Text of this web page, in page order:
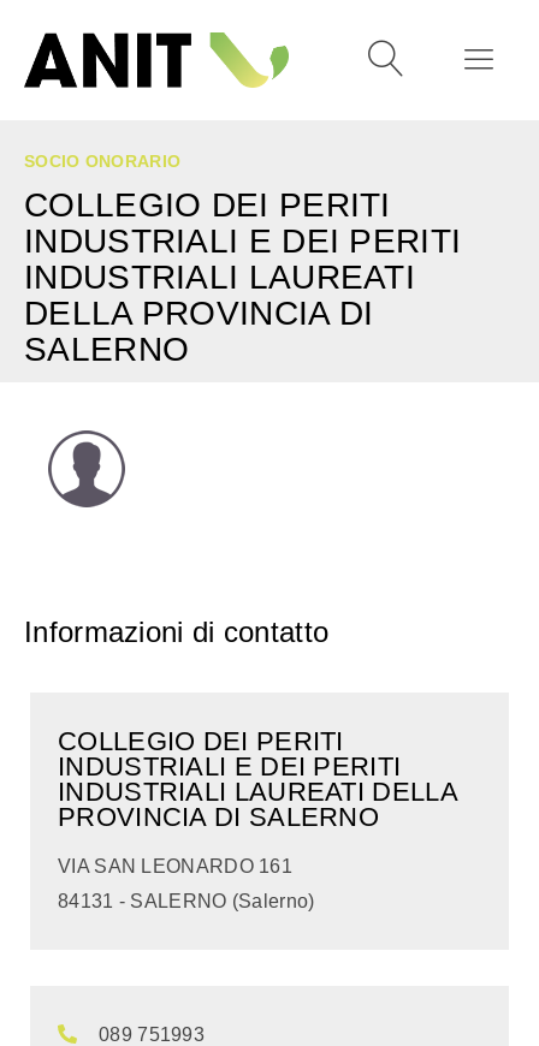
SOCIO ONORARIO
COLLEGIO DEI PERITI
INDUSTRIALI E DEI PERITI
INDUSTRIALI LAUREATI
DELLA PROVINCIA DI
SALERNO
Informazioni di contatto
COLLEGIO DEI PERITI
INDUSTRIALI E DEI PERITI
INDUSTRIALI LAUREATI DELLA
PROVINCIA DI SALERNO
VIA SAN LEONARDO 161
84131 - SALERNO (Salerno)
089 751993